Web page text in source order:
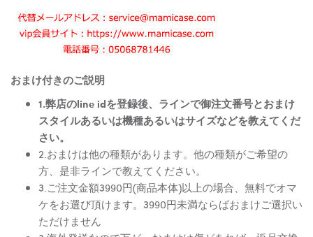
おまけ付きのご説明
1.弊店のline idを登録後、ラインで御注文番号とおまけ
スタイルあるいは機種あるいはサイズなどを教えてくだ
さい。
2.おまけは他の種類があります。他の種類がご希望の
方、是非ラインで教えてください。
3.ご注文金額3990円(商品本体)以上の場合、無料でオマ
ケをお選び頂けます。3990円未満ならばおまけご選択い
ただけません